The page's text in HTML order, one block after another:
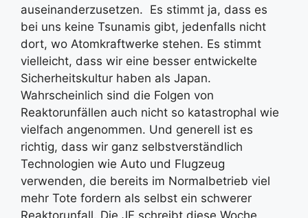
auseinanderzusetzen. Es stimmt ja, dass es
bei uns keine Tsunamis gibt, jedenfalls nicht
dort, wo Atomkraftwerke stehen. Es stimmt
vielleicht, dass wir eine besser entwickelte
Sicherheitskultur haben als Japan.
Wahrscheinlich sind die Folgen von
Reaktorunfällen auch nicht so katastrophal wie
vielfach angenommen. Und generell ist es
richtig, dass wir ganz selbstverständlich
Technologien wie Auto und Flugzeug
verwenden, die bereits im Normalbetrieb viel
mehr Tote fordern als selbst ein schwerer
Reaktorunfall. Die JF schreibt diese Woche,